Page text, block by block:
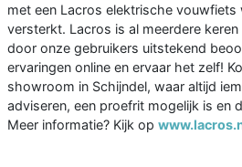
met een Lacros elektrische vouwfiets
versterkt. Lacros is al meerdere
door onze gebruikers uitstekend
ervaringen online en ervaar het zelf!
showroom in Schijndel, waar altijd
adviseren, een proefrit mogelijk is en
Meer informatie? Kijk op